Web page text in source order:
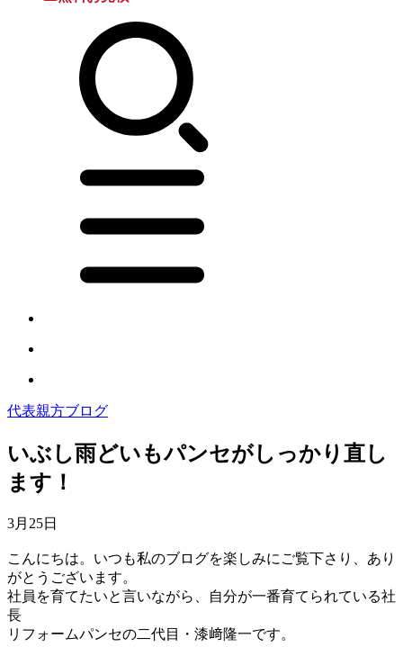
代表親方ブログ
いぶし雨どいもパンセがしっかり直し
ます！
3月25日
こんにちは。いつも私のブログを楽しみにご覧下さり、あり
がとうございます。
社員を育てたいと言いながら、自分が一番育てられている社
長
リフォームパンセの二代目・漆﨑隆一です。